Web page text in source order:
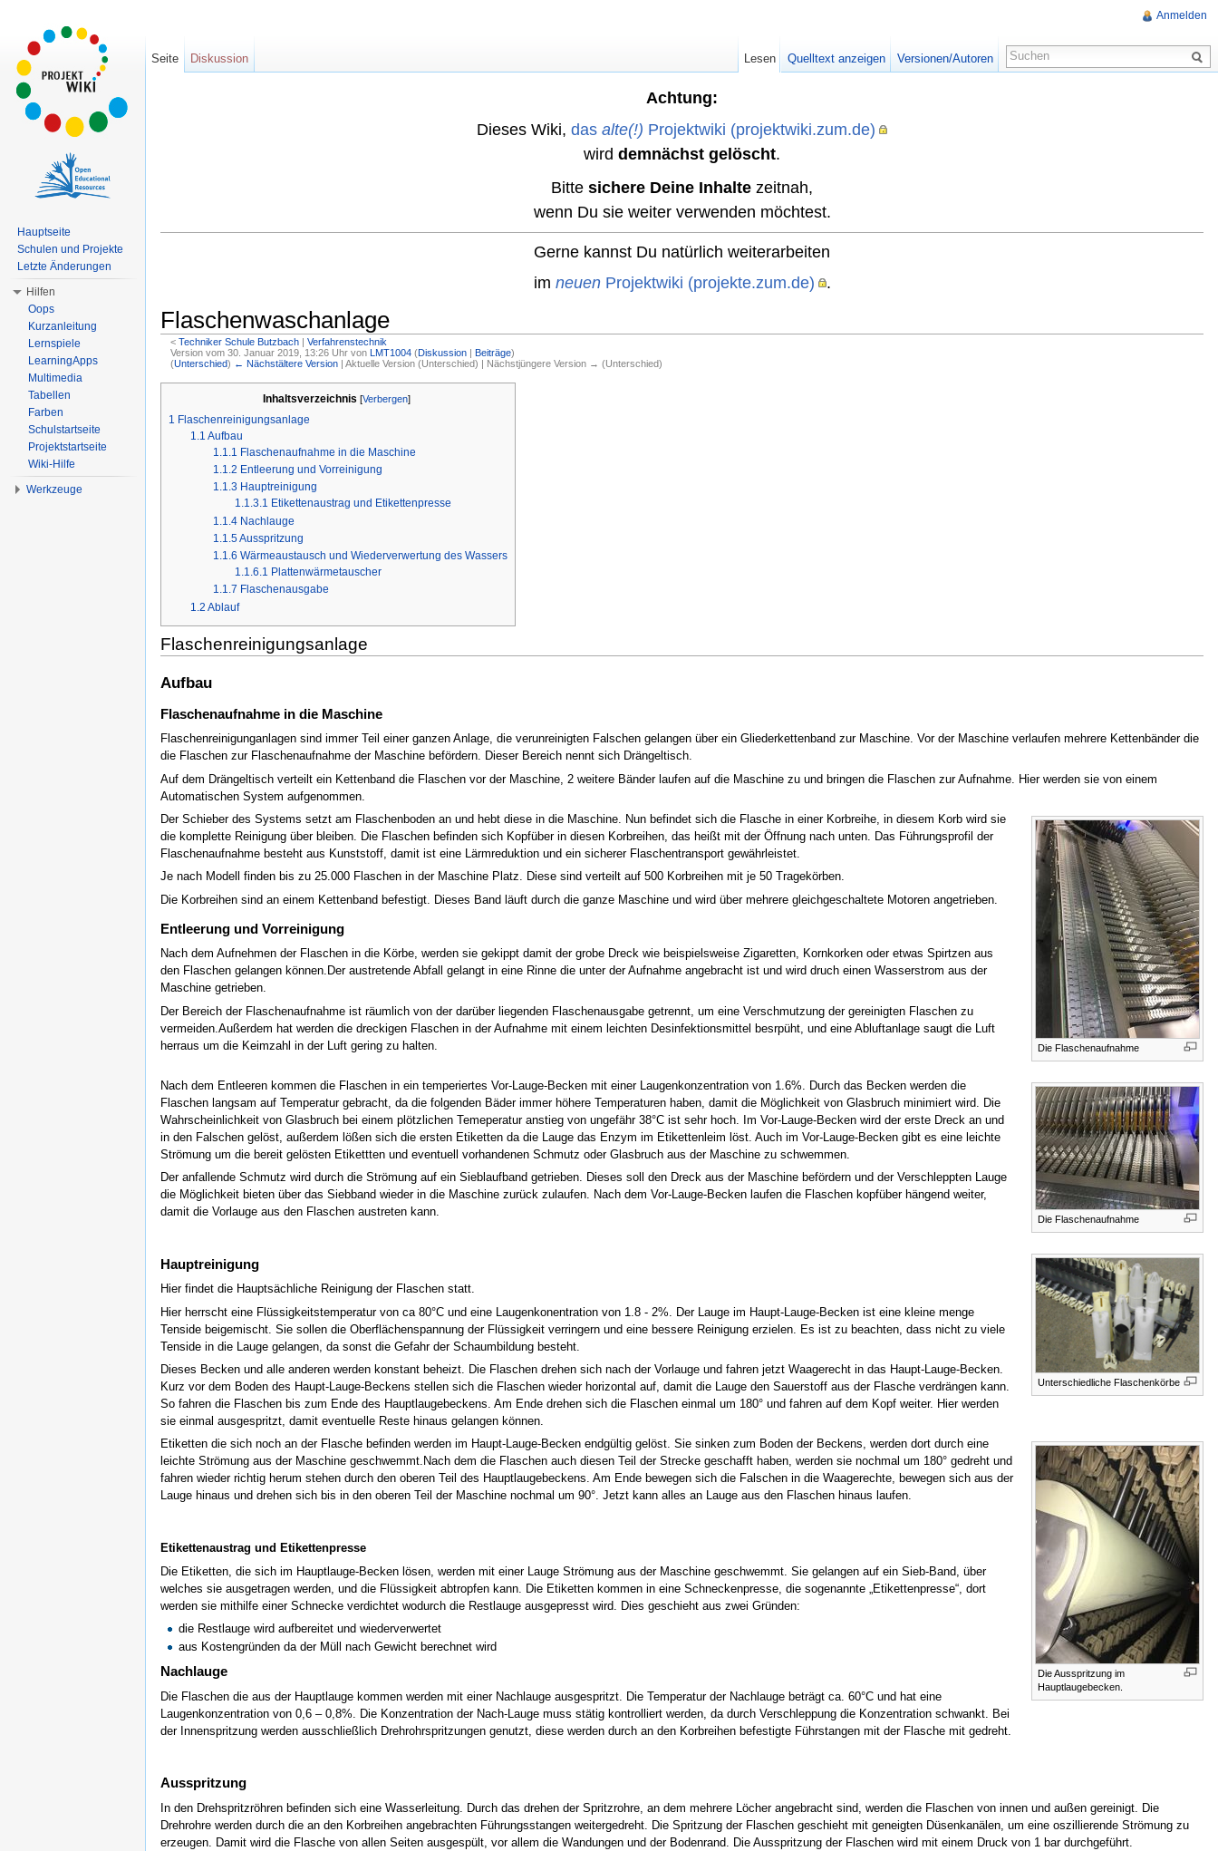
Achtung:
Dieses Wiki, das alte(!) Projektwiki (projektwiki.zum.de)
wird demnächst gelöscht.
Bitte sichere Deine Inhalte zeitnah,
wenn Du sie weiter verwenden möchtest.
Gerne kannst Du natürlich weiterarbeiten
im neuenProjektwiki (projekte.zum.de) .
Flaschenwaschanlage
< Techniker Schule Butzbach‎ | Verfahrenstechnik
Version vom 30. Januar 2019, 13:26 Uhr von
LMT1004 (Diskussion| Beiträge)
(Unterschied) ← Nächstältere Version| Aktuelle Version (Unterschied) | Nächstjüngere Version → (Unterschied)
Inhaltsverzeichnis [Verbergen]
1 Flaschenreinigungsanlage
1.1 Aufbau
1.1.1 Flaschenaufnahme in die Maschine
1.1.2 Entleerung und Vorreinigung
1.1.3 Hauptreinigung
1.1.3.1 Etikettenaustrag und Etikettenpresse
1.1.4 Nachlauge
1.1.5Ausspritzung
1.1.6 Wärmeaustausch und Wiederverwertung des Wassers
1.1.6.1 Plattenwärmetauscher
1.1.7 Flaschenausgabe
1.2 Ablauf
Flaschenreinigungsanlage
Aufbau
Flaschenaufnahme in die Maschine
Flaschenreinigunganlagen sind immer Teil einer ganzen Anlage, die verunreinigten Falschen gelangen über ein Gliederkettenband zur Maschine. Vor der Maschine verlaufen mehrere Kettenbänder die
die Flaschen zur Flaschenaufnahme der Maschine befördern. Dieser Bereich nennt sich Drängeltisch.
Auf dem Drängeltisch verteilt ein Kettenband die Flaschen vor der Maschine, 2 weitere Bänder laufen auf die Maschine zu und bringen die Flaschen zur Aufnahme. Hier werden sie von einem
Automatischen System aufgenommen.
Die Flaschenaufnahme
Die Flaschenaufnahme
Der Schieber des Systems setzt am Flaschenboden an und hebt diese in die Maschine. Nun befindet sich die Flasche in einer Korbreihe, in diesem Korb wird sie
die komplette Reinigung über bleiben. Die Flaschen befinden sich Kopfüber in diesen Korbreihen, das heißt mit der Öffnung nach unten. Das Führungsprofil der
Flaschenaufnahme besteht aus Kunststoff, damit ist eine Lärmreduktion und ein sicherer Flaschentransport gewährleistet.
Unterschiedliche Flaschenkörbe
Je nach Modell finden bis zu 25.000 Flaschen in der Maschine Platz. Diese sind verteilt auf 500 Korbreihen mit je 50 Tragekörben.
Die Korbreihen sind an einem Kettenband befestigt. Dieses Band läuft durch die ganze Maschine und wird über mehrere gleichgeschaltete Motoren angetrieben.
Entleerung und Vorreinigung
Nach dem Aufnehmen der Flaschen in die Körbe, werden sie gekippt damit der grobe Dreck wie beispielsweise Zigaretten, Kornkorken oder etwas Spirtzen aus
den Flaschen gelangen können.Der austretende Abfall gelangt in eine Rinne die unter der Aufnahme angebracht ist und wird druch einen Wasserstrom aus der
Maschine getrieben.
Der Bereich der Flaschenaufnahme ist räumlich von der darüber liegenden Flaschenausgabe getrennt, um eine Verschmutzung der gereinigten Flaschen zu
vermeiden.Außerdem hat werden die dreckigen Flaschen in der Aufnahme mit einem leichten Desinfektionsmittel besrpüht, und eine Abluftanlage saugt die Luft
herraus um die Keimzahl in der Luft gering zu halten.
Nach dem Entleeren kommen die Flaschen in ein temperiertes Vor-Lauge-Becken mit einer Laugenkonzentration von 1.6%. Durch das Becken werden die
Flaschen langsam auf Temperatur gebracht, da die folgenden Bäder immer höhere Temperaturen haben, damit die Möglichkeit von Glasbruch minimiert wird. Die
Wahrscheinlichkeit von Glasbruch bei einem plötzlichen Temeperatur anstieg von ungefähr 38°C ist sehr hoch. Im Vor-Lauge-Becken wird der erste Dreck an und
in den Falschen gelöst, außerdem lößen sich die ersten Etiketten da die Lauge das Enzym im Etikettenleim löst. Auch im Vor-Lauge-Becken gibt es eine leichte
Strömung um die bereit gelösten Etikettten und eventuell vorhandenen Schmutz oder Glasbruch aus der Maschine zu schwemmen.
Der anfallende Schmutz wird durch die Strömung auf ein Sieblaufband getrieben. Dieses soll den Dreck aus der Maschine befördern und der Verschleppten Lauge
die Möglichkeit bieten über das Siebband wieder in die Maschine zurück zulaufen. Nach dem Vor-Lauge-Becken laufen die Flaschen kopfüber hängend weiter,
damit die Vorlauge aus den Flaschen austreten kann.
Hauptreinigung
Hier findet die Hauptsächliche Reinigung der Flaschen statt.
Hier herrscht eine Flüssigkeitstemperatur von ca 80°C und eine Laugenkonentration von 1.8 - 2%. Der Lauge im Haupt-Lauge-Becken ist eine kleine menge
Tenside beigemischt. Sie sollen die Oberflächenspannung der Flüssigkeit verringern und eine bessere Reinigung erzielen. Es ist zu beachten, dass nicht zu viele
Tenside in die Lauge gelangen, da sonst die Gefahr der Schaumbildung besteht.
Dieses Becken und alle anderen werden konstant beheizt. Die Flaschen drehen sich nach der Vorlauge und fahren jetzt Waagerecht in das Haupt-Lauge-Becken.
Kurz vor dem Boden des Haupt-Lauge-Beckens stellen sich die Flaschen wieder horizontal auf, damit die Lauge den Sauerstoff aus der Flasche verdrängen kann.
So fahren die Flaschen bis zum Ende des Hauptlaugebeckens. Am Ende drehen sich die Flaschen einmal um 180° und fahren auf dem Kopf weiter. Hier werden
sie einmal ausgespritzt, damit eventuelle Reste hinaus gelangen können.
Die Ausspritzung im
Hauptlaugebecken.
Etiketten die sich noch an der Flasche befinden werden im Haupt-Lauge-Becken endgültig gelöst. Sie sinken zum Boden der Beckens, werden dort durch eine
leichte Strömung aus der Maschine geschwemmt.Nach dem die Flaschen auch diesen Teil der Strecke geschafft haben, werden sie nochmal um 180° gedreht und
fahren wieder richtig herum stehen durch den oberen Teil des Hauptlaugebeckens. Am Ende bewegen sich die Falschen in die Waagerechte, bewegen sich aus der
Lauge hinaus und drehen sich bis in den oberen Teil der Maschine nochmal um 90°. Jetzt kann alles an Lauge aus den Flaschen hinaus laufen.
Etikettenaustrag und Etikettenpresse
Die Etiketten, die sich im Hauptlauge-Becken lösen, werden mit einer Lauge Strömung aus der Maschine geschwemmt. Sie gelangen auf ein Sieb-Band, über
welches sie ausgetragen werden, und die Flüssigkeit abtropfen kann. Die Etiketten kommen in eine Schneckenpresse, die sogenannte „Etikettenpresse“, dort
werden sie mithilfe einer Schnecke verdichtet wodurch die Restlauge ausgepresst wird. Dies geschieht aus zwei Gründen:
die Restlauge wird aufbereitet und wiederverwertet
aus Kostengründen da der Müll nach Gewicht berechnet wird
Nachlauge
Die Flaschen die aus der Hauptlauge kommen werden mit einer Nachlauge ausgespritzt. Die Temperatur der Nachlauge beträgt ca. 60°C und hat eine
Laugenkonzentration von 0,6 – 0,8%. Die Konzentration der Nach-Lauge muss stätig kontrolliert werden, da durch Verschleppung die Konzentration schwankt. Bei
der Innenspritzung werden ausschließlich Drehrohrspritzungen genutzt, diese werden durch an den Korbreihen befestigte Führstangen mit der Flasche mit gedreht.
Ausspritzung
In den Drehspritzröhren befinden sich eine Wasserleitung. Durch das drehen der Spritzrohre, an dem mehrere Löcher angebracht sind, werden die Flaschen von innen und außen gereinigt. Die
Drehrohre werden durch die an den Korbreihen angebrachten Führungsstangen weitergedreht. Die Spritzung der Flaschen geschieht mit geneigten Düsenkanälen, um eine oszillierende Strömung zu
erzeugen. Damit wird die Flasche von allen Seiten ausgespült, vor allem die Wandungen und der Bodenrand. Die Ausspritzung der Flaschen wird mit einem Druck von 1 bar durchgeführt.
Anmelden
Seite Diskussion Lesen Quelltext anzeigen Versionen/Autoren
Hauptseite
Schulen und Projekte
Letzte Änderungen
Hilfen
Oops
Kurzanleitung
Lernspiele
LearningApps
Multimedia
Tabellen
Farben
Schulstartseite
Projektstartseite
Wiki-Hilfe
Werkzeuge